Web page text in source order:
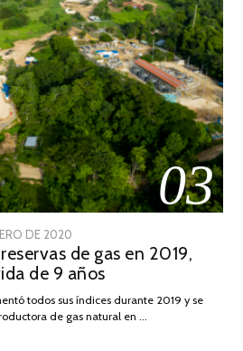
03
DE 2020
DE
JULIO
2025
de gas en 2019,
de 9 años
todos sus índices durante 2019 y se
de gas natural en …